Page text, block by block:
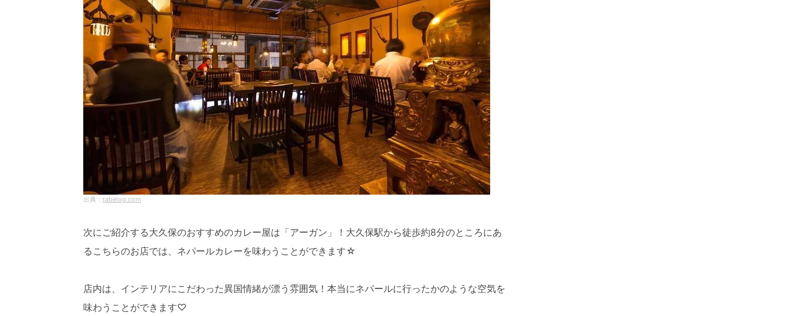
tabelog.com
次にご紹介する大久保のおすすめのカレー屋は「アーガン」！大久保駅から徒歩約8分のところにあ
るこちらのお店では、ネパールカレーを味わうことができます☆
店内は、インテリアにこだわった異国情緒が漂う雰囲気！本当にネパールに行ったかのような空気を
味わうことができます♡